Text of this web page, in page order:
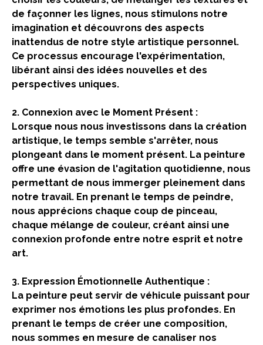
de façonner les lignes, nous stimulons notre
imagination et découvrons des aspects
inattendus de notre style artistique personnel.
Ce processus encourage l'expérimentation,
libérant ainsi des idées nouvelles et des
perspectives uniques.
2. Connexion avec le Moment Présent :
Lorsque nous nous investissons dans la création
artistique, le temps semble s'arrêter, nous
plongeant dans le moment présent. La peinture
offre une évasion de l'agitation quotidienne, nous
permettant de nous immerger pleinement dans
notre travail. En prenant le temps de peindre,
nous apprécions chaque coup de pinceau,
chaque mélange de couleur, créant ainsi une
connexion profonde entre notre esprit et notre
art.
3. Expression Émotionnelle Authentique :
La peinture peut servir de véhicule puissant pour
exprimer nos émotions les plus profondes. En
prenant le temps de créer une composition,
nous sommes en mesure de canaliser nos